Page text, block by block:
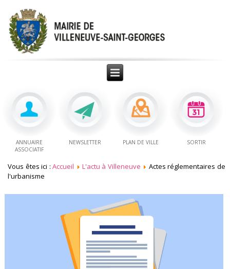
ANNUAIRE
ASSOCIATIF
NEWSLETTER PLAN DE VILLE SORTIR
Vous êtes ici :Accueil L'actu à Villeneuve
Actes réglementaires de
l'urbanisme